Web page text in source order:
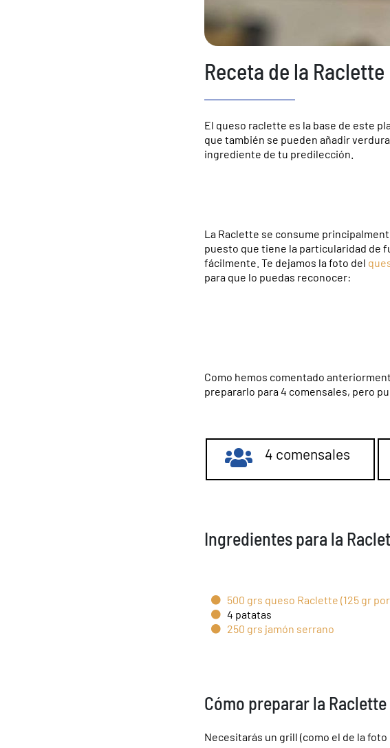
Receta de la Raclette
El queso raclette es la base de este
que también se pueden añadir
ingrediente de tu predilección.
La Raclette se consume
puesto que tiene la particularidad de
fácilmente. Te dejamos la foto del
para que lo puedas reconocer:
Como hemos comentado
prepararlo para 4 comensales, pero
4 comensales
Ingredientes para la
500 grs queso Raclette (125 gr
4 patatas
250 grs jamón serrano
Cómo preparar la Raclette
Necesitarás un grill (como el de la